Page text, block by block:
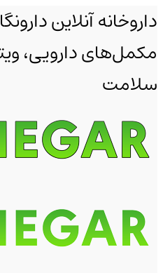
داروخانه آنلاین
مکمل‌های دارویی،
سلامت